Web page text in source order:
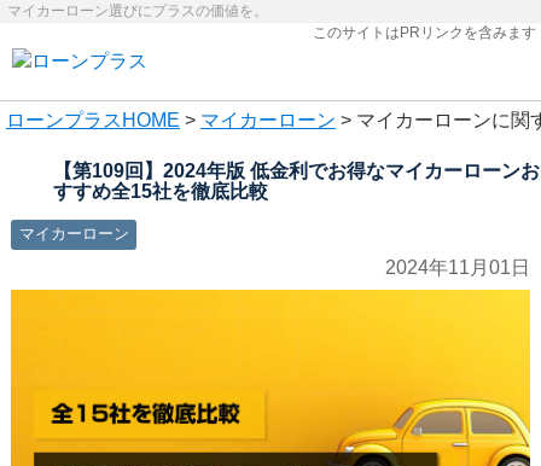
マイカーローン選びにプラスの価値を。
このサイトはPRリンクを含みます
ローンプラス HOME > マイカーローン > マイカーローンに関
【第109回】2024年版 低金利でお得なマイカーローンお
すすめ全15社を徹底比較
マイカーローン
2024年11月01日